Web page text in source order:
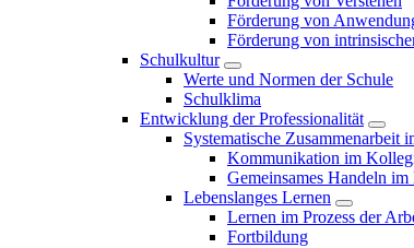
Förderung von
Förderung von
Schulkultur
Werte und Normen der Schule
Schulklima
Entwicklung der Professionalität
Systematische Zusammenarbeit
Kommunikation im
Gemeinsames Handeln
Lebenslanges Lernen
Lernen im Prozess der
Fortbildung